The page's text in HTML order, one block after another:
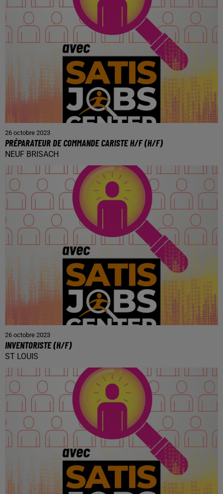
26 octobre 2023
PRÉPARATEUR DE COMMANDE CARISTE H/F (H/F)
NEUF BRISACH
26 octobre 2023
INVENTORISTE (H/F)
ST LOUIS